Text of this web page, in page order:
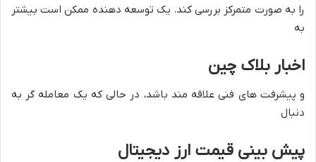
را به صورت متمرکز بررسی کند. یک توسعه دهنده ممکن است بیشتر
به
اخبار بلاک چین
و پیشرفت های فنی علاقه مند باشد، در حالی که یک معامله گر به
دنبال
پیش بینی قیمت ارز دیجیتال